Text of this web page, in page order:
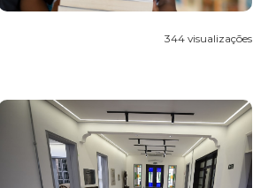
344 visualizações